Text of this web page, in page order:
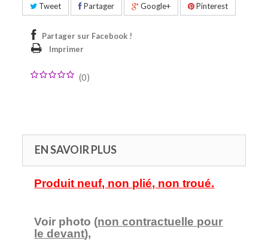
Tweet Partager Google+ Pinterest
Partager sur Facebook !
Imprimer
(0)
EN SAVOIR PLUS
Produit neuf, non plié, non troué.
Voir photo (non contractuelle pour
le devant),